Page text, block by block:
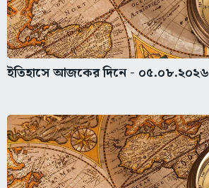
ইতিহাসে আজকের দিনে - ০৫.০৮.২০২৬